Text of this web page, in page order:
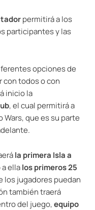
permitirá a los
participantes y las
opciones de
con todos o con
inicio la
, el cual permitirá a
Wars, que es su parte
la primera Isla a
ellalos primeros 25
los jugadores puedan
también traerá
del juego,equipo